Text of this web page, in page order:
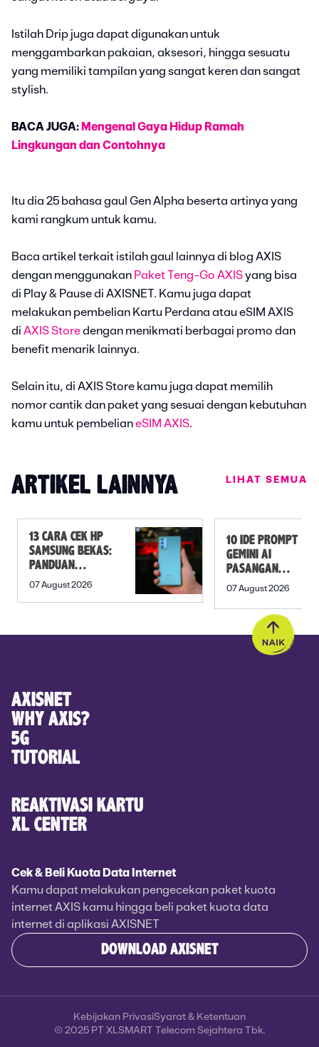
Istilah Drip juga dapat digunakan untuk
menggambarkan pakaian, aksesori, hingga sesuatu
yang memiliki tampilan yang sangat keren dan sangat
stylish.
BACA JUGA: Mengenal Gaya Hidup Ramah
Lingkungan dan Contohnya
Itu dia 25 bahasa gaul Gen Alpha beserta artinya yang
kami rangkum untuk kamu.
Baca artikel terkait istilah gaul lainnya di blog AXIS
dengan menggunakan Paket Teng-Go AXISyang bisa
di Play & Pause di AXISNET. Kamu juga dapat
melakukan pembelian Kartu Perdana atau eSIM AXIS
di AXIS Storedengan menikmati berbagai promo dan
benefit menarik lainnya.
Selain itu, di AXIS Store kamu juga dapat memilih
nomor cantik dan paket yang sesuai dengan kebutuhan
kamu untuk pembelianeSIM AXIS.
ARTIKEL LAINNYA LIHAT SEMUA
13 CARA CEK HP
SAMSUNG BEKAS:
PANDUAN
SEBELUM
07 August 2026
10 IDE PROMPT
GEMINI AI
PASANGAN
PREWEDDING
07 August 2026
AXISNET
WHY AXIS?
5G
TUTORIAL
REAKTIVASI KARTU
XL CENTER
Cek & Beli Kuota Data Internet
Kamu dapat melakukan pengecekan paket kuota
internet AXIS kamu hingga beli paket kuota data
internet di aplikasi AXISNET
DOWNLOAD AXISNET
© 2025 PT XLSMART Telecom Sejahtera Tbk.
Kebijakan PrivasiSyarat & Ketentuan